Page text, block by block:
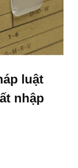
luật
nhập